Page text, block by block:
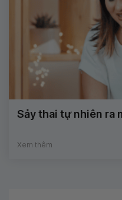
Sảy thai tự nhiên ra
Xem thêm